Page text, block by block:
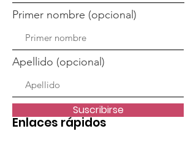
Primer nombre (opcional)
Apellido (opcional)
Suscribirse
Enlaces rápidos